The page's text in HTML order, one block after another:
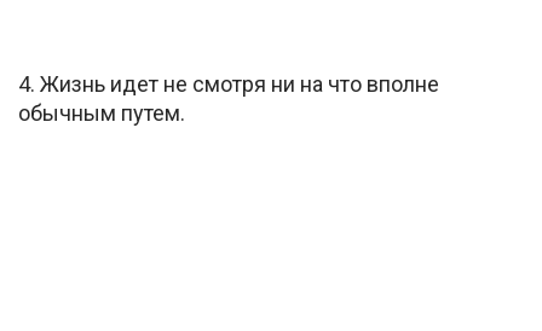
4. Жизнь идет не смотря ни на что вполне
обычным путем.